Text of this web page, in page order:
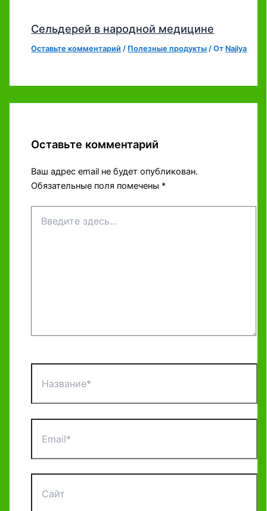
Сельдерей в народной медицине
Оставьте комментарий / Полезные продукты / От Najlya
Оставьте комментарий
Ваш адрес email не будет опубликован.
Обязательные поля помечены *
здесь...